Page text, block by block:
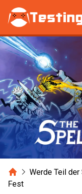
Zum Hauptinhalt springen
HomeWerde Teil
Fest